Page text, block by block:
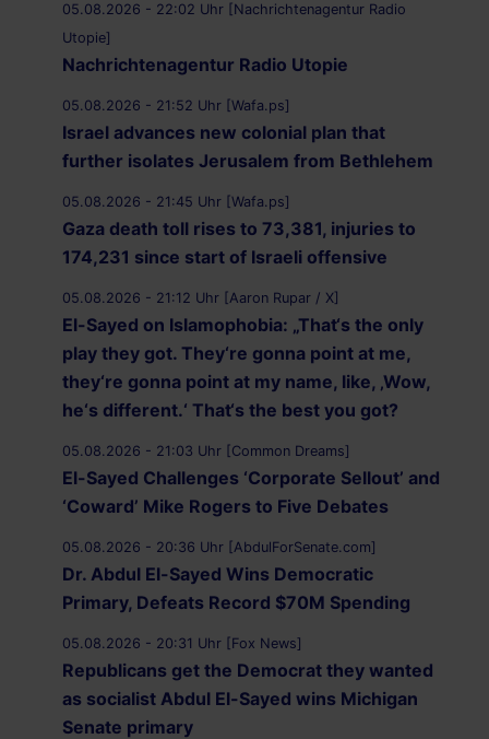
05.08.2026 - 22:02 Uhr [Nachrichtenagentur Radio
Utopie]
Nachrichtenagentur Radio Utopie
05.08.2026 - 21:52 Uhr [Wafa.ps]
Israel advances new colonial plan that
further isolates Jerusalem from Bethlehem
05.08.2026 - 21:45 Uhr [Wafa.ps]
Gaza death toll rises to 73,381, injuries to
174,231 since start of Israeli offensive
05.08.2026 - 21:12 Uhr [Aaron Rupar / X]
El-Sayed on Islamophobia: „That‘s the only
play they got. They‘re gonna point at me,
they‘re gonna point at my name, like, ‚Wow,
he‘s different.‘ That‘s the best you got?
05.08.2026 - 21:03 Uhr [Common Dreams]
El-Sayed Challenges ‘Corporate Sellout’ and
‘Coward’ Mike Rogers to Five Debates
05.08.2026 - 20:36 Uhr [AbdulForSenate.com]
Dr. Abdul El-Sayed Wins Democratic
Primary, Defeats Record $70M Spending
05.08.2026 - 20:31 Uhr [Fox News]
Republicans get the Democrat they wanted
as socialist Abdul El-Sayed wins Michigan
Senate primary